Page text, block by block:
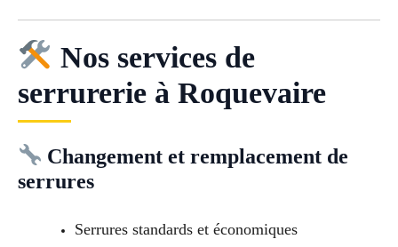
Nos services de
serrurerie à Roquevaire
Changement et remplacement de
serrures
Serrures standards et économiques